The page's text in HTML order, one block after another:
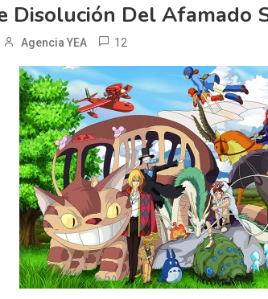
Disolución Del Afamado
Agencia YEA 12